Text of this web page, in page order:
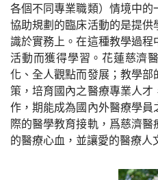
各個不同專業職類）情境中
協助規劃的臨床活動的是提
識於實務上。在這種教學過
活動而獲得學習。花蓮慈濟
化、全人觀點而發展；教學
策，培育國內之醫療專業人
作，期能成為國內外醫療學
際的醫學教育接軌，爲慈濟
的醫療心血，並讓愛的醫療人